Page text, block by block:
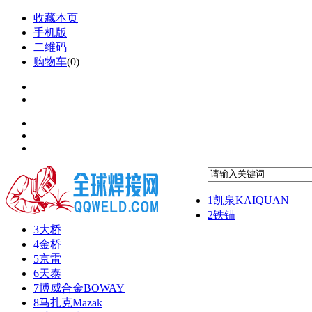
收藏本页
手机版
二维码
购物车(0)
1凯泉KAIQUAN
2铁锚
3大桥
4金桥
5京雷
6天泰
7博威合金BOWAY
8马扎克Mazak